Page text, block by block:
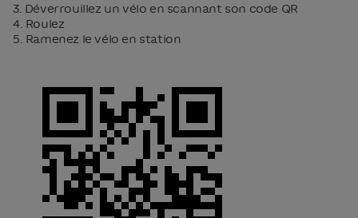
3. Déverrouillez un vélo en scannant son code QR
4. Roulez
5. Ramenez le vélo en station